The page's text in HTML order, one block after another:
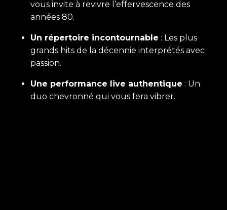
vous invite à revivre l’effervescence des
années 80.
Un répertoire incontournable : Les plus
grands hits de la décennie interprétés avec
passion.
Une performance live authentique : Un
duo chevronné qui vous fera vibrer.